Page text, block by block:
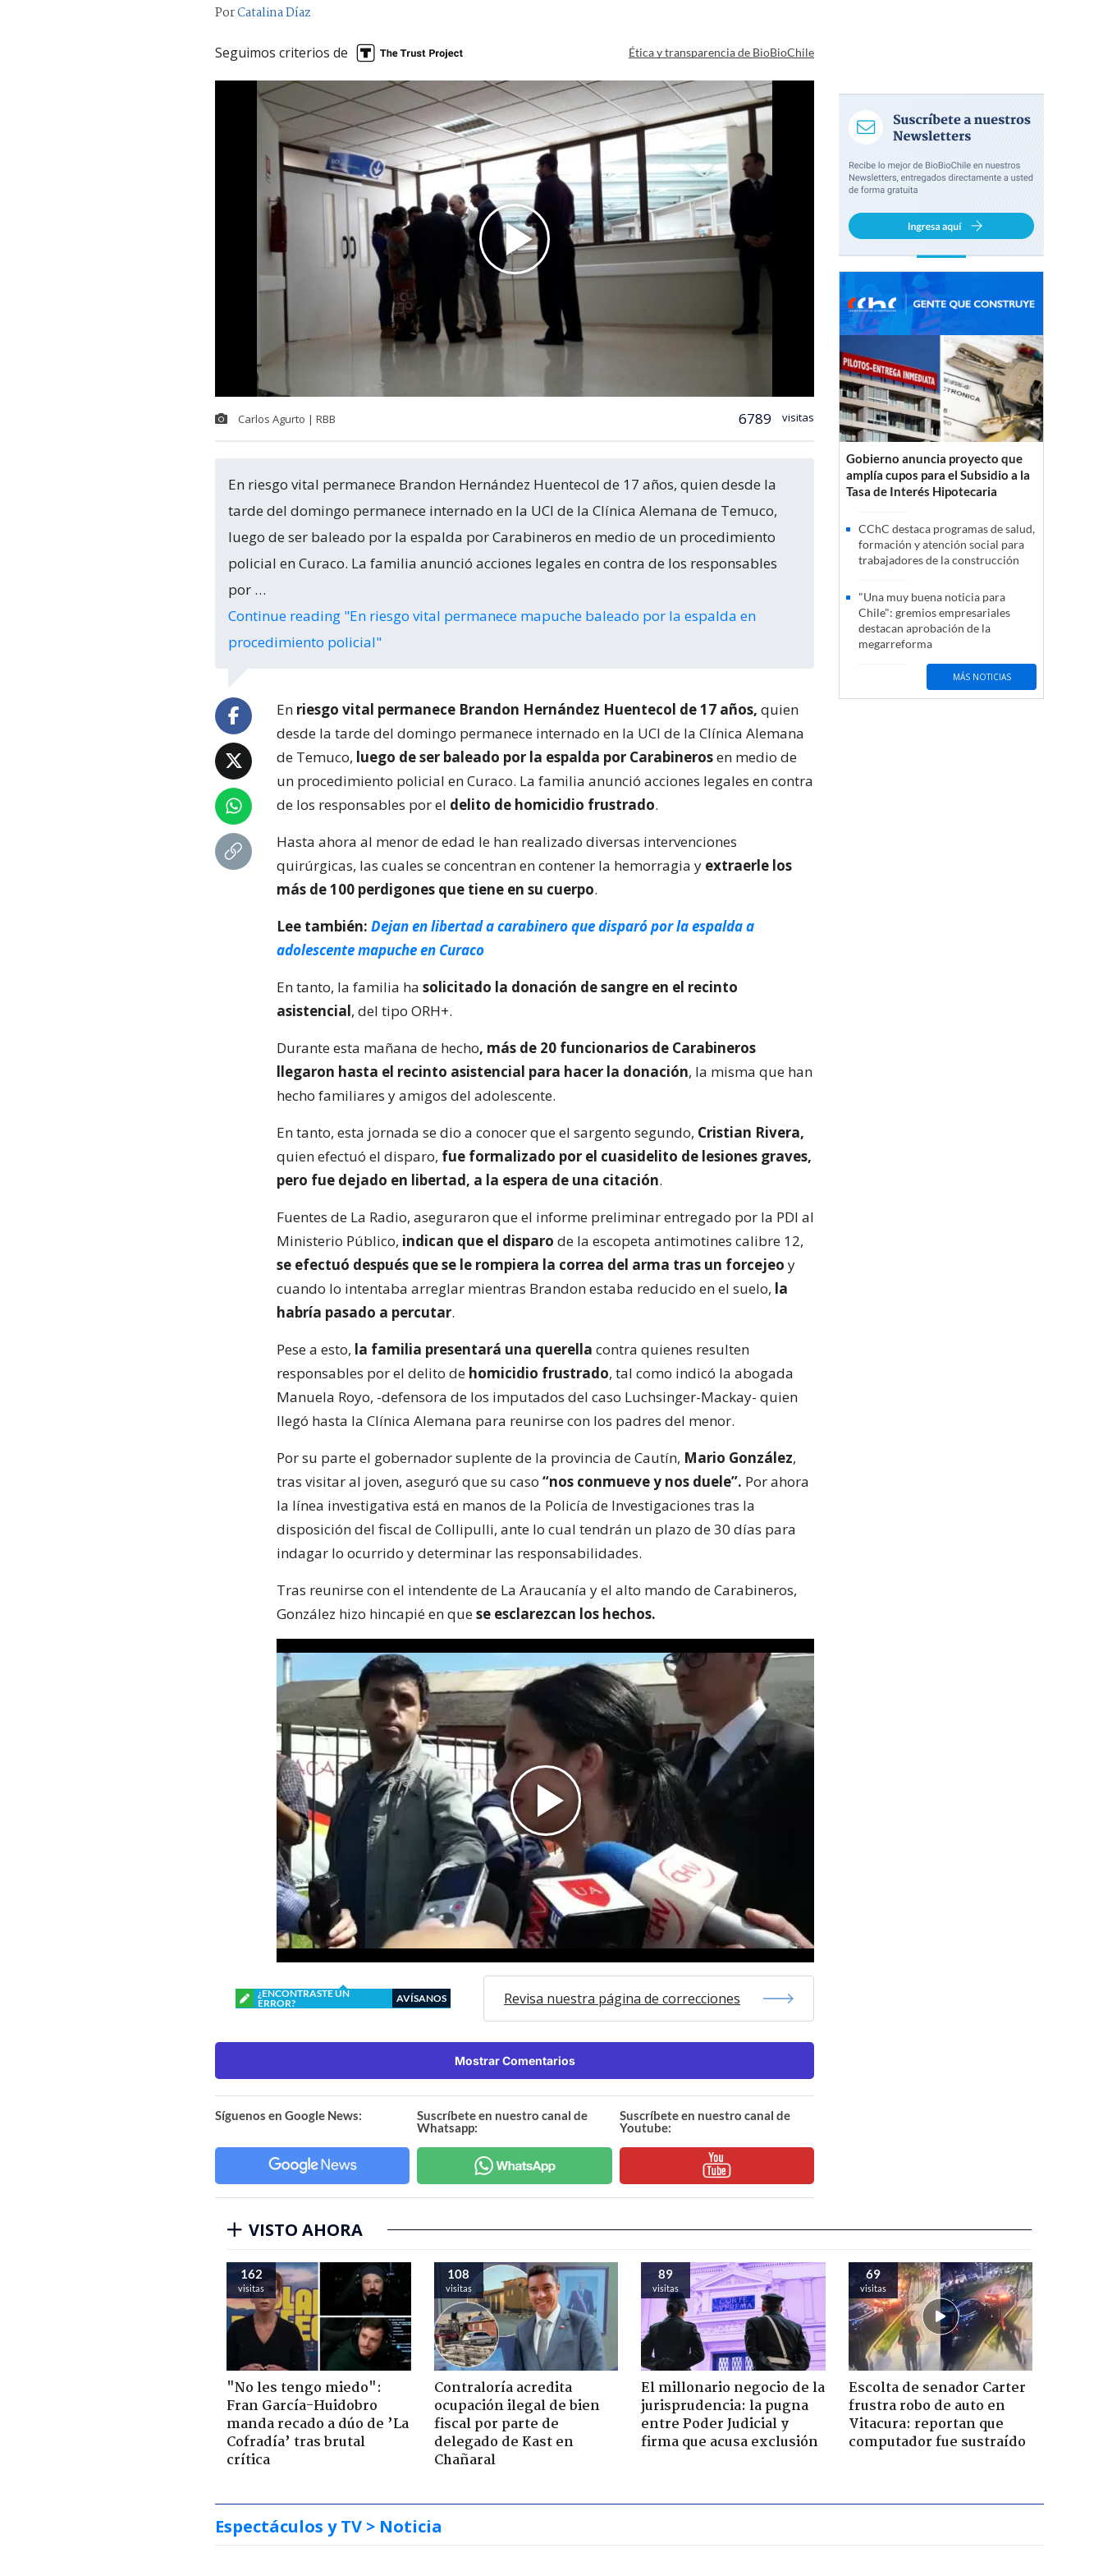
PorCatalina Díaz
Seguimos criterios de Ética y transparencia de BioBioChile
Carlos Agurto | RBB 6789 visitas
En riesgo vital permanece Brandon Hernández Huentecol de 17 años, quien desde la
tarde del domingo permanece internado en la UCI de la Clínica Alemana de Temuco,
luego de ser baleado por la espalda por Carabineros en medio de un procedimiento
policial en Curaco. La familia anunció acciones legales en contra de los responsables
por …
Continue reading "En riesgo vital permanece mapuche baleado por la espalda en
procedimiento policial"
En riesgo vital permanece Brandon Hernández Huentecol de 17 años, quien
desde la tarde del domingo permanece internado en la UCI de la Clínica Alemana
de Temuco, luego de ser baleado por la espalda por Carabinerosen medio de
un procedimiento policial en Curaco. La familia anunció acciones legales en contra
de los responsables por el delito de homicidio frustrado.
Hasta ahora al menor de edad le han realizado diversas intervenciones
quirúrgicas, las cuales se concentran en contener la hemorragia y extraerle los
más de 100 perdigones que tiene en su cuerpo.
Lee también: Dejan en libertad a carabinero que disparó por la espalda a
adolescente mapuche en Curaco
En tanto, la familia ha solicitado la donación de sangre en el recinto
asistencial, del tipo ORH+.
Durante esta mañana de hecho, más de 20 funcionarios de Carabineros
llegaron hasta el recinto asistencial para hacer la donación, la misma que han
hecho familiares y amigos del adolescente.
En tanto, esta jornada se dio a conocer que el sargento segundo, Cristian Rivera,
quien efectuó el disparo, fue formalizado por el cuasidelito de lesiones graves,
pero fue dejado en libertad, a la espera de una citación.
Fuentes de La Radio, aseguraron que el informe preliminar entregado por la PDI al
Ministerio Público, indican que el disparo de la escopeta antimotines calibre 12,
se efectuó después que se le rompiera la correa del arma tras un forcejeo y
cuando lo intentaba arreglar mientras Brandon estaba reducido en el suelo, la
habría pasado a percutar.
Pese a esto, la familia presentará una querella contra quienes resulten
responsables por el delito de homicidio frustrado, tal como indicó la abogada
Manuela Royo, -defensora de los imputados del caso Luchsinger-Mackay- quien
llegó hasta la Clínica Alemana para reunirse con los padres del menor.
Por su parte el gobernador suplente de la provincia de Cautín, Mario González,
tras visitar al joven, aseguró que su caso “nos conmueve y nos duele”. Por ahora
la línea investigativa está en manos de la Policía de Investigaciones tras la
disposición del fiscal de Collipulli, ante lo cual tendrán un plazo de 30 días para
indagar lo ocurrido y determinar las responsabilidades.
Tras reunirse con el intendente de La Araucanía y el alto mando de Carabineros,
González hizo hincapié en quese esclarezcan los hechos.
¿ENCONTRASTE UN
ERROR?
AVÍSANOS Revisa nuestra página de correcciones
Mostrar Comentarios
Síguenos en Google News:
Suscríbete en nuestro canal de
Whatsapp:
Suscríbete en nuestro canal de
Youtube:
Gobierno anuncia proyecto que
amplía cupos para el Subsidio a la
Tasa de Interés Hipotecaria
CChC destaca programas de salud,
formación y atención social para
trabajadores de la construcción
"Una muy buena noticia para
Chile": gremios empresariales
destacan aprobación de la
megarreforma
MÁS NOTICIAS
VISTO AHORA
162
visitas
"No les tengo miedo":
Fran García-Huidobro
manda recado a dúo de ’La
Cofradía’ tras brutal
crítica
108
visitas
Contraloría acredita
ocupación ilegal de bien
fiscal por parte de
delegado de Kast en
Chañaral
89
visitas
El millonario negocio de la
jurisprudencia: la pugna
entre Poder Judicial y
firma que acusa exclusión
69
visitas
Escolta de senador Carter
frustra robo de auto en
Vitacura: reportan que
computador fue sustraído
Espectáculos y TV > Noticia